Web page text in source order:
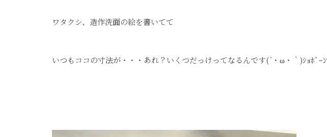
ワタクシ、造作洗面の絵を書いてて
いつもココの寸法が・・・あれ？いくつだっけってなるんです(´・ω・｀)ｼｮﾎﾞｰﾝ